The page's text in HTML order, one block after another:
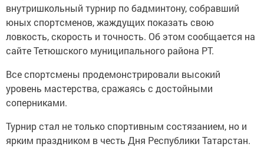
внутришкольный турнир по бадминтону, собравший
юных спортсменов, жаждущих показать свою
ловкость, скорость и точность. Об этом сообщается на
сайте Тетюшского муниципального района РТ.
Все спортсмены продемонстрировали высокий
уровень мастерства, сражаясь с достойными
соперниками.
Турнир стал не только спортивным состязанием, но и
ярким праздником в честь Дня Республики Татарстан.